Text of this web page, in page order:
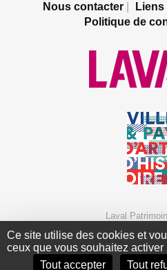
Ce site utilise des cookies et
ceux que vous souhaitez activer
Tout accepter
Tout
Nous contacter Liens
Politique de
Laval
HAUT DE